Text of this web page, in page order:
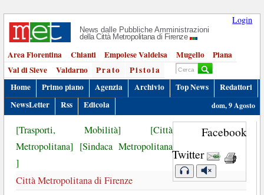
Login
News dalle Pubbliche Amministrazioni
della Città Metropolitana di Firenze
Area Fiorentina Chianti Empolese Valdelsa Mugello
Piana
Val di Sieve
Valdarno Prato
Pistoia
Home
Primo piano Agenzia Archivio Top News
Redattori
NewsLetter
Rss Edicola dom, 9 Agosto
Facebook
Twitter
[Trasporti, Mobilità]
[Città
Metropolitana] [Sindaca Metropolitana
]
Città Metropolitana di Firenze